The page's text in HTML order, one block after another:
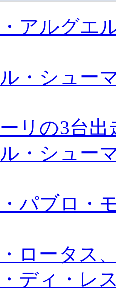
アルグエ
ル・シュー
リの3台
ル・シュー
パブロ・
ロータス
ディ・レ